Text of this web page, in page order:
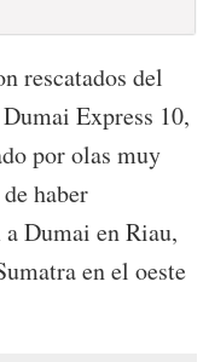
rescatados del
Express 10,
por olas muy
haber
Dumai en Riau,
en el oeste